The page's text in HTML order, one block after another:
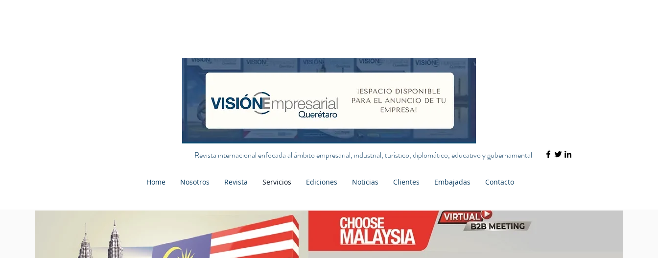
Revista internacional enfocada al ámbito empresarial, industrial, turístico, diplomático, educativo y gubernamental
Home Nosotros Revista Servicios Ediciones Noticias Clientes Embajadas Contacto